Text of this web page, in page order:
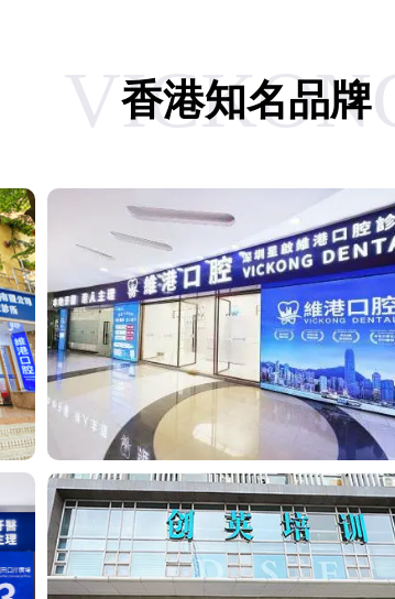
香港知名品牌
VICKONG